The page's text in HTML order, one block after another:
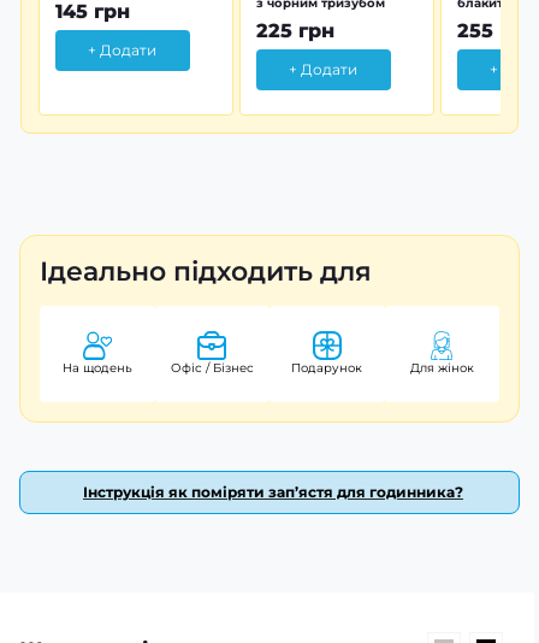
145 грн
+ Додати
225 грн
+ Додати
255 грн
+
Ідеально підходить для
На щодень Офіс / Бізнес Подарунок Для жінок
Інструкція як поміряти зап’ястя для годинника?